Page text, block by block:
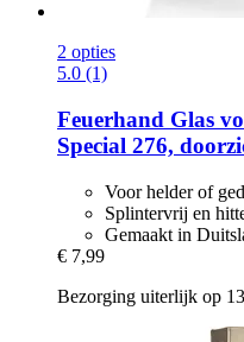
2 opties
5.0 (1)
Feuerhand Glas
Special 276,
Voor helder of
Splintervrij en
Gemaakt in
€ 7,99
Bezorging uiterlijk op